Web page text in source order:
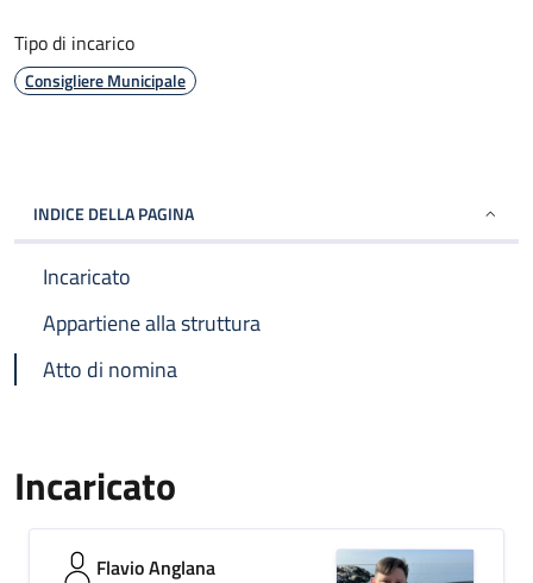
Tipo di incarico
Consigliere Municipale
INDICE DELLA PAGINA
Incaricato
Appartiene alla struttura
Atto di nomina
Incaricato
Flavio Anglana